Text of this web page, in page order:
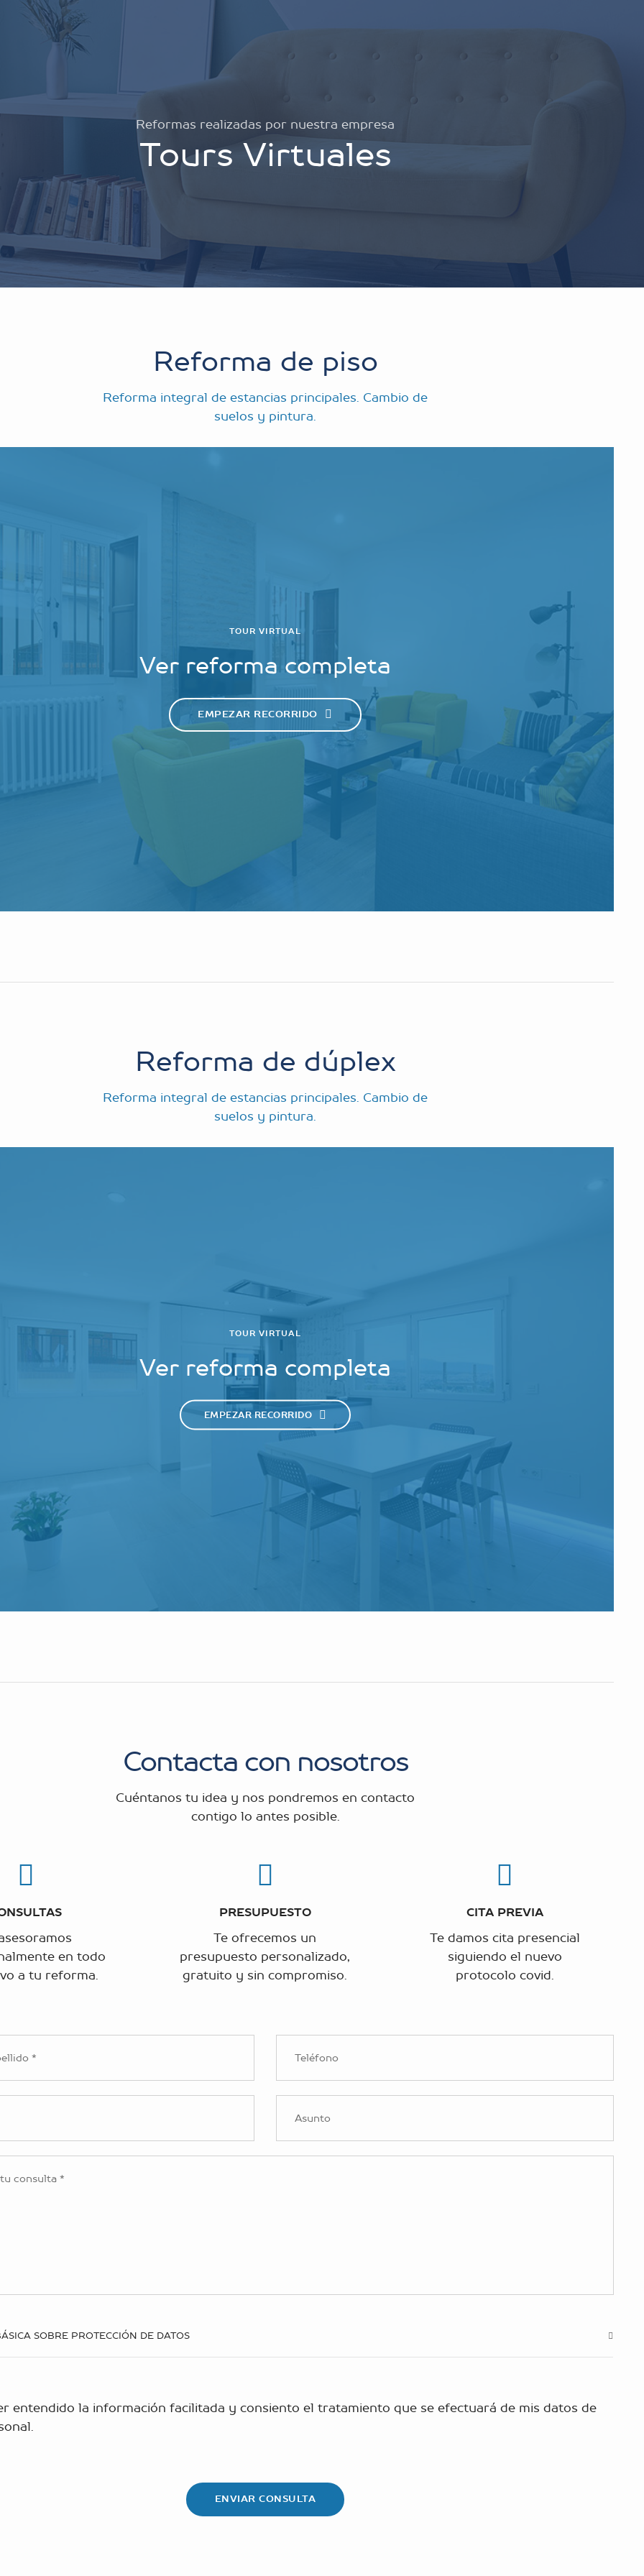
Reformas realizadas por nuestra empresa
Tours Virtuales
Reforma de piso
Reforma integral de estancias principales. Cambio de
suelos y pintura.
TOUR VIRTUAL
Ver reforma completa
EMPEZAR RECORRIDO
Reforma de dúplex
Reforma integral de estancias principales. Cambio de
suelos y pintura.
TOUR VIRTUAL
Ver reforma completa
EMPEZAR RECORRIDO
Contacta con nosotros
Cuéntanos tu idea y nos pondremos en contacto
contigo lo antes posible.
en todo
a tu reforma.
PRESUPUESTO
Te ofrecemos un
presupuesto personalizado,
gratuito y sin compromiso.
CITA PREVIA
Te damos cita presencial
siguiendo el nuevo
protocolo covid.
SOBRE PROTECCIÓN DE DATOS
entendido la información facilitada y consiento el tratamiento que se efectuará de mis datos de